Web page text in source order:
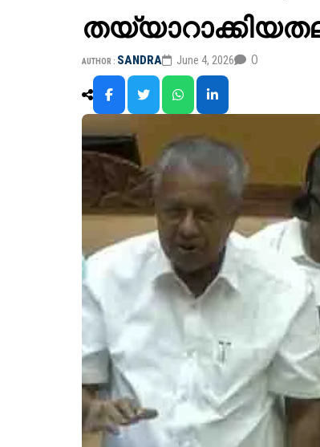
AUTHOR : SANDRA June 4, 2026 0